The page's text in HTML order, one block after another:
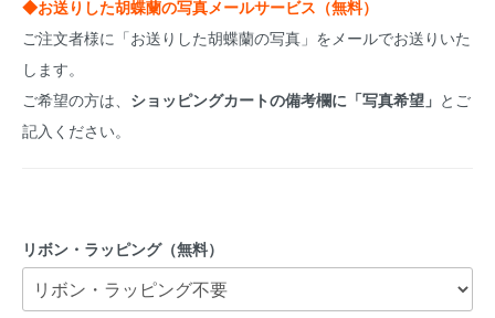
◆お送りした胡蝶蘭の写真メールサービス（無料）
ご注文者様に「お送りした胡蝶蘭の写真」をメールでお送りいた
します。
ご希望の方は、 ショッピングカートの備考欄に「写真希望」 とご
記入ください。
リボン・ラッピング（無料）